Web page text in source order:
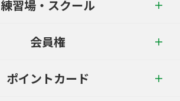
練習場・スクール
会員権
ポイントカード